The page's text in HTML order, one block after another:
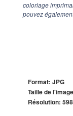
coloriage
pouvez
Format: JPG
Taille de
Résolution: